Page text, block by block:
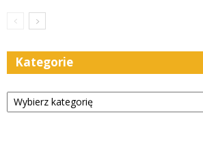
Kategorie
Kategorie